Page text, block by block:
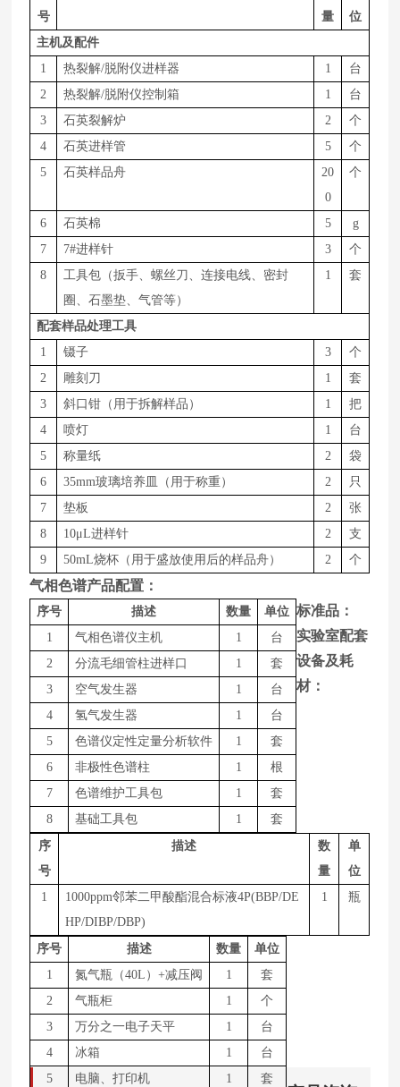
号
量
位
主机及配件
1
热裂解/脱附仪进样器 1
台
2
热裂解/脱附仪控制箱 1
台
3
石英裂解炉 2
个
4
石英进样管 5
个
5
石英样品舟
20
0
个
6 石英棉 5
g
7
7#进样针 3
个
8
工具包（扳手、螺丝刀、连接电线、密封
圈、石墨垫、气管等）
1 套
配套样品处理工具
1
镊子 3
个
2
雕刻刀 1
套
3
斜口钳（用于拆解样品） 1
把
4
喷灯 1
台
5
称量纸 2
袋
6
35mm玻璃培养皿（用于称重） 2
只
7
垫板 2
张
8
10μL进样针 2
支
9
50mL烧杯（用于盛放使用后的样品舟） 2 个
气相色谱产品配置：
序号 描述 数量
单位
1
气相色谱仪主机 1
台
2
分流毛细管柱进样口 1
套
3
空气发生器 1
台
4
氢气发生器 1
台
5
色谱仪定性定量分析软件 1
套
6
非极性色谱柱 1
根
7
色谱维护工具包 1
套
8
基础工具包 1 套
标准品：
序
号
描述
数
量
单
位
1
1000ppm邻苯二甲酸酯混合标液4P(BBP/DE
HP/DIBP/DBP)
1 瓶
实验室配套
设备及耗
材：
序号 描述 数量
单位
1
氮气瓶（40L ）+减压阀 1
套
2
气瓶柜 1
个
3
万分之一电子天平 1
台
4
冰箱 1
台
5
电脑、打印机 1 套